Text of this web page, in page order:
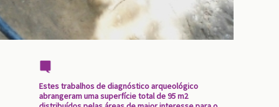
Estes trabalhos de diagnóstico arqueológico
abrangeram uma superfície total de 95 m2